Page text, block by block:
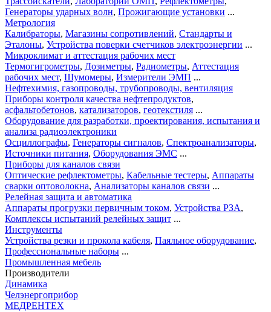
Генераторы ударных волн, Прожигающие установки ...
Метрология
Калибраторы, Магазины сопротивлений, Стандарты и
Эталоны, Устройства поверки счетчиков электроэнергии ...
Микроклимат и аттестация рабочих мест
Термогигрометры, Дозиметры, Радиометры, Аттестация
рабочих мест, Шумомеры, Измерители ЭМП ...
Нефтехимия, газопроводы, трубопроводы, вентиляция
Приборы контроля качества нефтепродуктов,
асфальтобетонов, катализаторов, геотекстиля ...
Оборудование для разработки, проектирования, испытания и
анализа радиоэлектроники
Осциллографы, Генераторы сигналов, Спектроанализаторы,
Источники питания, Оборудования ЭМС ...
Приборы для каналов связи
Оптические рефлектометры, Кабельные тестеры, Аппараты
сварки оптоволокна, Анализаторы каналов связи ...
Релейная защита и автоматика
Аппараты прогрузки первичным током, Устройства РЗА,
Комплексы испытаний релейных защит ...
Инструменты
Устройства резки и прокола кабеля, Паяльное оборудование,
Профессиональные наборы ...
Промышленная мебель
Производители
Динамика
Челэнергоприбор
МЕДРЕНТЕХ